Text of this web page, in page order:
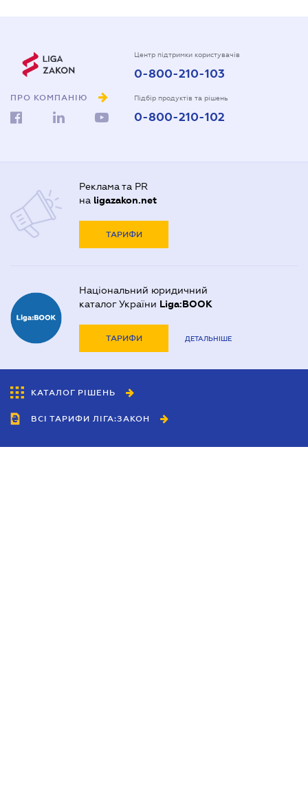
ПРО КОМПАНІЮ
Центр підтримки користувачів
0-800-210-103
Підбір продуктів та рішень
0-800-210-102
Реклама та PR
на ligazakon.net
ТАРИФИ
Національний юридичний
каталог України Liga:BOOK
ТАРИФИ ДЕТАЛЬНІШЕ
КАТАЛОГ РІШЕНЬ
ВСІ ТАРИФИ ЛІГА:ЗАКОН